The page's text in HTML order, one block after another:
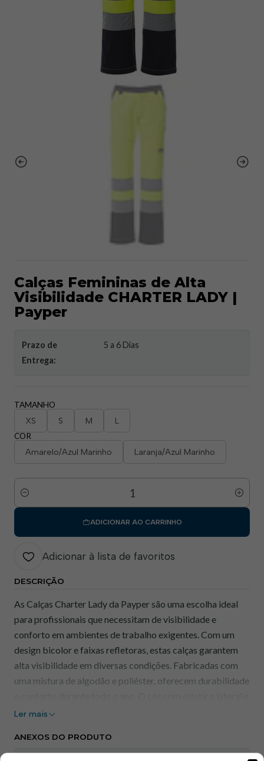
Calças Femininas de Alta
Visibilidade CHARTER LADY |
Payper
Prazo de
Entrega:
5 a 6 Dias
TAMANHO
XS S M L
COR
Amarelo/Azul Marinho Laranja/Azul Marinho
Quantidade
ADICIONAR AO CARRINHO
Adicionar à lista de favoritos
DESCRIÇÃO
As Calças Charter Lady da Payper são uma escolha ideal
para profissionais que necessitam de visibilidade e
conforto em ambientes de trabalho exigentes. Com um
design bicolor e faixas refletoras, estas calças garantem
alta visibilidade em diversas condições. Fabricadas com
uma mistura de algodão e poliéster, oferecem durabilidade
presilhas proporciona um ajuste seguro, enquanto os
armazenamento de ferramentas e objetos
pessoais.SPWORK+1Payper Wear+1Payper
Ler mais
ANEXOS DO PRODUTO